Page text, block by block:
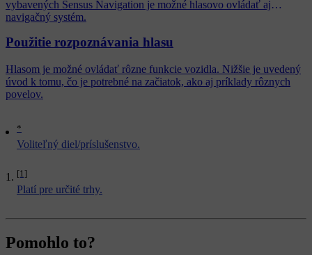
*
Voliteľný diel/príslušenstvo.
[1]
Platí pre určité trhy.
vybavených Sensus Navigation je možné hlasovo ovládať aj
navigačný systém.
Použitie rozpoznávania hlasu
Hlasom je možné ovládať rôzne funkcie vozidla. Nižšie je uvedený
úvod k tomu, čo je potrebné na začiatok, ako aj príklady rôznych
povelov.
Pomohlo to?